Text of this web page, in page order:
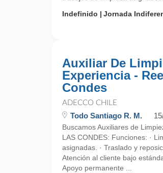
Indefinido
Jornada
Auxiliar De
Experiencia -
Condes
ADECCO CHILE
Todo Santiago R. M.
Buscamos Auxiliares de
LAS CONDES: Funciones: ·
asignadas. · Traslado y
Atención al cliente bajo
Apoyo permanente ...